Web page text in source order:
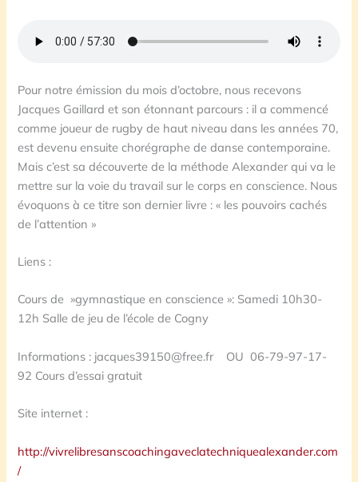
Pour notre émission du mois d’octobre, nous recevons
Jacques Gaillard et son étonnant parcours : il a commencé
comme joueur de rugby de haut niveau dans les années 70,
est devenu ensuite chorégraphe de danse contemporaine.
Mais c’est sa découverte de la méthode Alexander qui va le
mettre sur la voie du travail sur le corps en conscience. Nous
évoquons à ce titre son dernier livre : « les pouvoirs cachés
de l’attention »
Liens :
Cours de »gymnastique en conscience »: Samedi 10h30-
12h Salle de jeu de l’école de Cogny
Informations : jacques39150@free.fr OU 06-79-97-17-
92 Cours d’essai gratuit
Site internet :
http://vivrelibresanscoachingaveclatechniquealexander.com
/